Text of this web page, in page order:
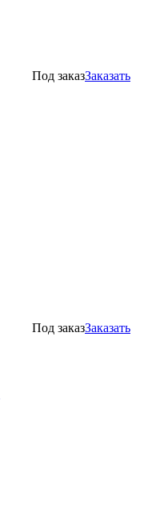
Под заказЗаказать
Под заказЗаказать